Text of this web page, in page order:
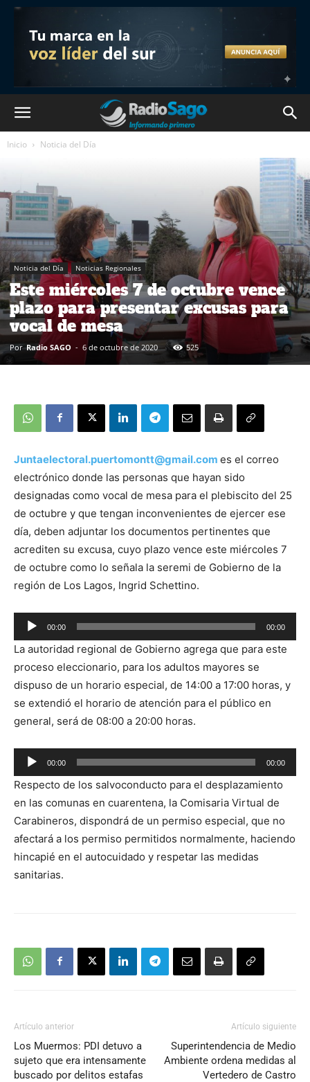
Inicio Noticia del Día
Noticia del Día Noticias Regionales
Este miércoles 7 de octubre vence
plazo para presentar excusas para
vocal de mesa
Por Radio SAGO - 6 de octubre de 2020 525
Juntaelectoral.puertomontt@gmail.com es el correo
electrónico donde las personas que hayan sido
designadas como vocal de mesa para el plebiscito del 25
de octubre y que tengan inconvenientes de ejercer ese
día, deben adjuntar los documentos pertinentes que
acrediten su excusa, cuyo plazo vence este miércoles 7
de octubre como lo señala la seremi de Gobierno de la
región de Los Lagos, Ingrid Schettino.
Reproductor
de
audio
00:00 00:00
La autoridad regional de Gobierno agrega que para este
proceso eleccionario, para los adultos mayores se
dispuso de un horario especial, de 14:00 a 17:00 horas, y
se extendió el horario de atención para el público en
general, será de 08:00 a 20:00 horas.
Reproductor
de
audio
00:00 00:00
Respecto de los salvoconducto para el desplazamiento
en las comunas en cuarentena, la Comisaria Virtual de
Carabineros, dispondrá de un permiso especial, que no
afectará a los permiso permitidos normalmente, haciendo
hincapié en el autocuidado y respetar las medidas
sanitarias.
Artículo anterior
Los Muermos: PDI detuvo a
sujeto que era intensamente
buscado por delitos estafas
Artículo siguiente
Superintendencia de Medio
Ambiente ordena medidas al
Vertedero de Castro